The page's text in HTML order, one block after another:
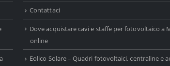
Contattaci
Dove acquistare cavi e staffe per fotovoltaico a
online
Eolico Solare – Quadri fotovoltaici, centraline e